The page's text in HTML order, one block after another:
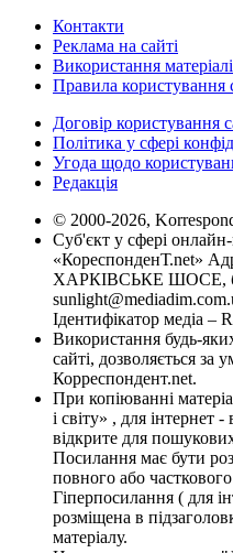
Контакти
Реклама на сайті
Використання
Правила користування
Договір користування
Політика у сфері
Угода щодо
Редакція
© 2000-2026,
Суб'єкт у сфері
«КореспонденТ.net»
ХАРКІВСЬКЕ ШОСЕ,
Ідентифікатор медіа –
Використання будь-
сайті, дозволяється за
Корреспондент.net.
При копіюванні
і світу» , для інтернет
відкрите для
Посилання має бути
повного або
Гіперпосилання ( для
розміщена в
матеріалу.